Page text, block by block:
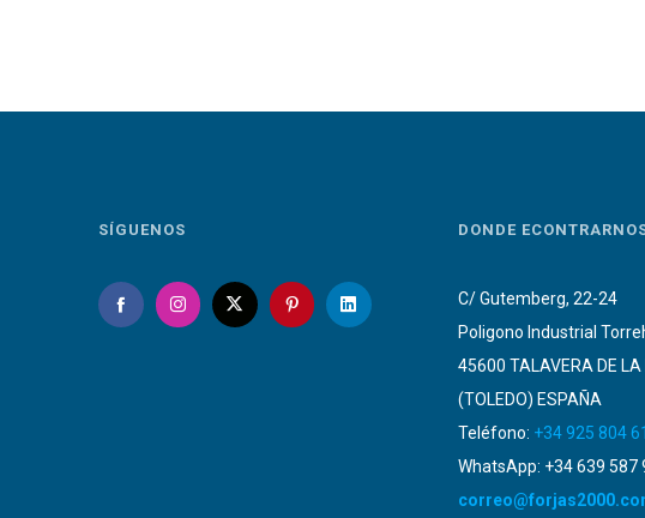
8.20€
SÍGUENOS DONDE
C/ Gutemberg, 22-24
Poligono Industrial
45600 TALAVERA DE LA
(TOLEDO) ESPAÑA
Teléfono: +34 925 804
WhatsApp: +34 639 587